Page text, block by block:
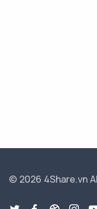
© 2026 4Share.vn